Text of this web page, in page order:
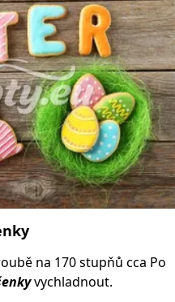
na 170 stupňů cca Po
vychladnout.